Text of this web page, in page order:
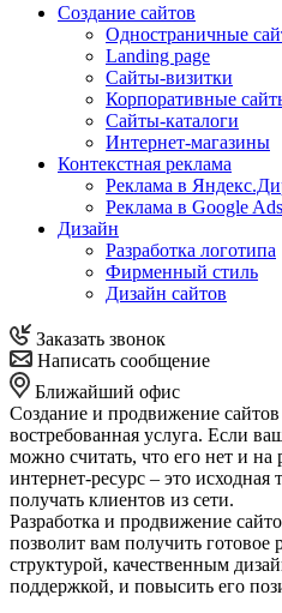
Создание сайтов
Одностраничные
Landing page
Сайты-визитки
Корпоративные
Сайты-каталоги
Интернет-магазины
Контекстная реклама
Реклама в
Реклама в Google Ads
Дизайн
Разработка логотипа
Фирменный стиль
Дизайн сайтов
Заказать звонок
Написать сообщение
Ближайший офис
Создание и продвижение
востребованная услуга. Если
можно считать, что его нет и
интернет-ресурс – это исходная
получать клиентов из сети.
Разработка и продвижение
позволит вам получить
структурой, качественным
поддержкой, и повысить его